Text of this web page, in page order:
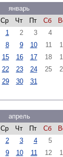
январь
Ср Чт Пт Сб
1
2 3 4
8 9 10 11
15 16 17 18
22 23 24 25
29 30 31
апрель
Ср Чт Пт Сб
2 3 4 5
9 10 11 12